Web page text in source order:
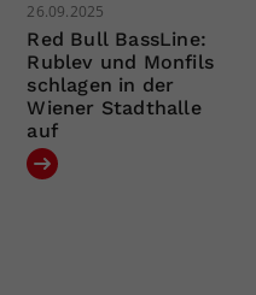
26.09.2025
Red Bull BassLine:
Rublev und Monfils
schlagen in der
Wiener Stadthalle
auf